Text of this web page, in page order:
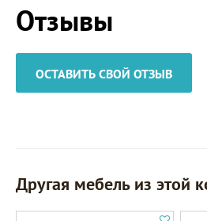
Отзывы
ОСТАВИТЬ СВОЙ ОТЗЫВ
Другая мебель из этой